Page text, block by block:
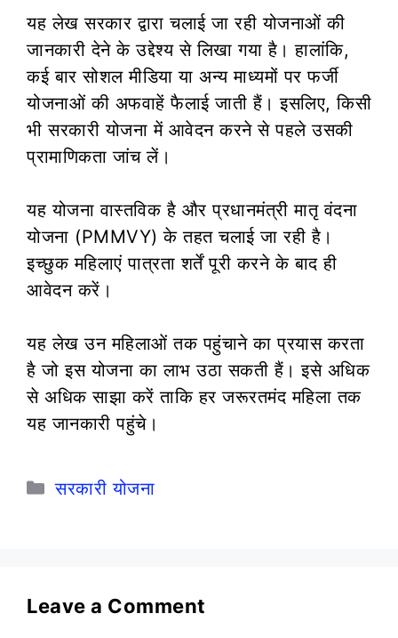
यह लेख सरकार द्वारा चलाई जा रही योजनाओं की
जानकारी देने के उद्देश्य से लिखा गया है। हालांकि,
कई बार सोशल मीडिया या अन्य माध्यमों पर फर्जी
योजनाओं की अफवाहें फैलाई जाती हैं। इसलिए, किसी
भी सरकारी योजना में आवेदन करने से पहले उसकी
प्रामाणिकता जांच लें।
यह योजना वास्तविक है और प्रधानमंत्री मातृ वंदना
योजना (PMMVY) के तहत चलाई जा रही है।
इच्छुक महिलाएं पात्रता शर्तें पूरी करने के बाद ही
आवेदन करें।
यह लेख उन महिलाओं तक पहुंचाने का प्रयास करता
है जो इस योजना का लाभ उठा सकती हैं। इसे अधिक
से अधिक साझा करें ताकि हर जरूरतमंद महिला तक
यह जानकारी पहुंचे।
Categories
सरकारी योजना
Leave a Comment